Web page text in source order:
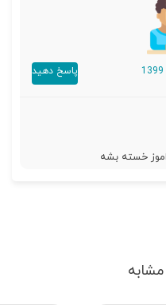
پاسخ دهید
خسته بشه